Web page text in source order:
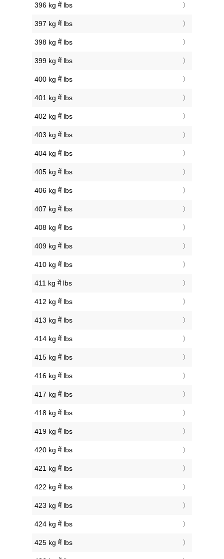
396 kg में lbs
397 kg में lbs
398 kg में lbs
399 kg में lbs
400 kg में lbs
401 kg में lbs
402 kg में lbs
403 kg में lbs
404 kg में lbs
405 kg में lbs
406 kg में lbs
407 kg में lbs
408 kg में lbs
409 kg में lbs
410 kg में lbs
411 kg में lbs
412 kg में lbs
413 kg में lbs
414 kg में lbs
415 kg में lbs
416 kg में lbs
417 kg में lbs
418 kg में lbs
419 kg में lbs
420 kg में lbs
421 kg में lbs
422 kg में lbs
423 kg में lbs
424 kg में lbs
425 kg में lbs